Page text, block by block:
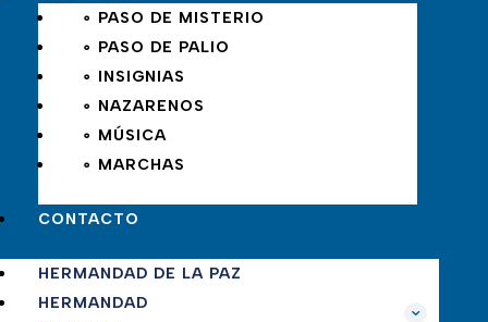
∘ PASO DE MISTERIO
∘ PASO DE PALIO
∘ INSIGNIAS
∘ NAZARENOS
∘ MÚSICA
∘ MARCHAS
CONTACTO
HERMANDAD DE LA PAZ
HERMANDAD